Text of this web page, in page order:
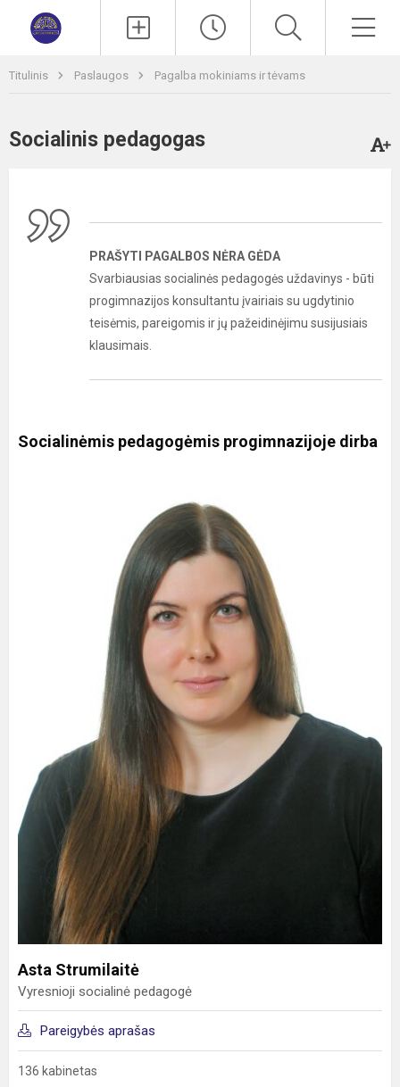
Titulinis Paslaugos Pagalba mokiniams ir tėvams
Socialinis pedagogas
PRAŠYTI PAGALBOS NĖRA GĖDA
Svarbiausias socialinės pedagogės uždavinys - būti
progimnazijos konsultantu įvairiais su ugdytinio
teisėmis, pareigomis ir jų pažeidinėjimu susijusiais
klausimais.
Socialinėmis pedagogėmis progimnazijoje dirba
Asta Strumilaitė
Vyresnioji socialinė pedagogė
Pareigybės aprašas
136 kabinetas